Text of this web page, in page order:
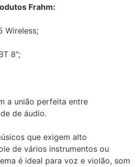
Frahm:
Wireless;
8”;
a união perfeita entre
de áudio.
que exigem alto
de vários instrumentos ou
é ideal para voz e violão, som